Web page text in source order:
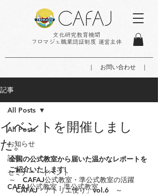
｜ お問い合わせ ｜
文化研究教育機関
フロマジェ職業認証制度 運営主体
記事
All Posts
お知らせ
記事
セミナー・イベント
CAFAJ公式教室・準公式教室
All Posts
イベントを開催しまし
た。
全国の公式教室から届いた温かなレポートを
ご紹介いたします!
～　CAFAJ公式教室・準公式教室の活躍
「CAFAJ・アトリエ便り」vol.6　～